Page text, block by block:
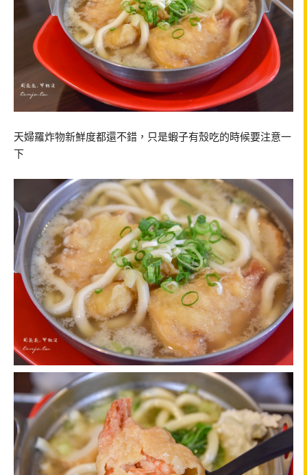
天婦羅炸物新鮮度都還不錯，只是蝦子有殼吃的時候要注意一
下